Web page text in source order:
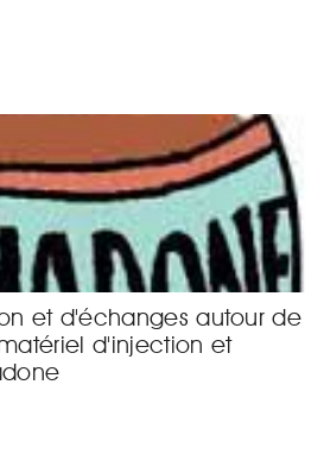
et d'échanges autour de
d'injection et